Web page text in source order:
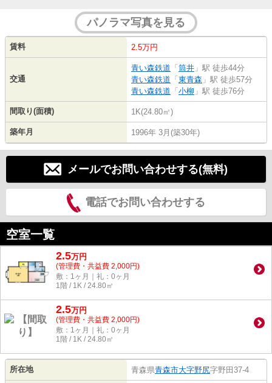
パノラマ写真を見る
賃料 2.5万円
交通
青い森鉄道 「 筒井 」駅 徒歩44分
青い森鉄道 「 東青森 」駅 徒歩57分
青い森鉄道 「 小柳 」駅 徒歩76分
間取り(面積) 1K(24.80㎡)
築年月 1996年 3月(築30年)
メールでお問い合わせする(無料)
電話でお問い合わせする
空室一覧
2.5万円
(管理費・共益費 2,000円)
敷：1ヶ月｜礼：0ヶ月
1階 / 1K / 24.80㎡
2.5万円
(管理費・共益費 2,000円)
敷：1ヶ月｜礼：0ヶ月
1階 / 1K / 24.80㎡
所在地 青森県青森市大字野尻字野田37-4